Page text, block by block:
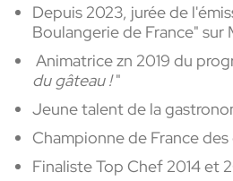
Depuis 2023, jurée de
Boulangerie de France" sur
Animatrice zn 2019 du
du gâteau !"
Jeune talent de la
Championne de France des
Finaliste Top Chef 2014 et